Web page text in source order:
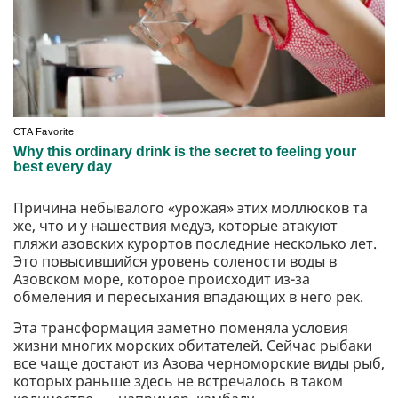
Причина небывалого «урожая» этих моллюсков та
же, что и у нашествия медуз, которые атакуют
пляжи азовских курортов последние несколько лет.
Это повысившийся уровень солености воды в
Азовском море, которое происходит из-за
обмеления и пересыхания впадающих в него рек.
Эта трансформация заметно поменяла условия
жизни многих морских обитателей. Сейчас рыбаки
все чаще достают из Азова черноморские виды рыб,
которых раньше здесь не встречалось в таком